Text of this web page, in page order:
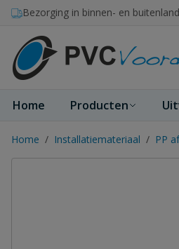
Ga naar de inhoud
Bezorging in binnen- en buitenland
Home Producten
Home / Installatiemateriaal / PP